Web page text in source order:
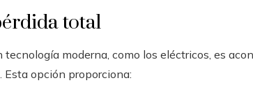
total
moderna, como los eléctricos, es
Esta opción proporciona: